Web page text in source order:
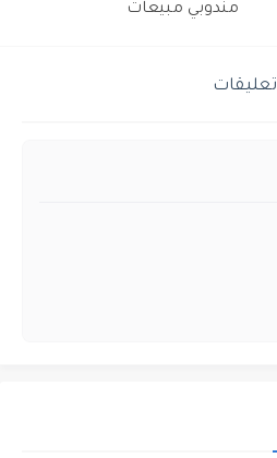
مندوبي مبيعات
تعليقات